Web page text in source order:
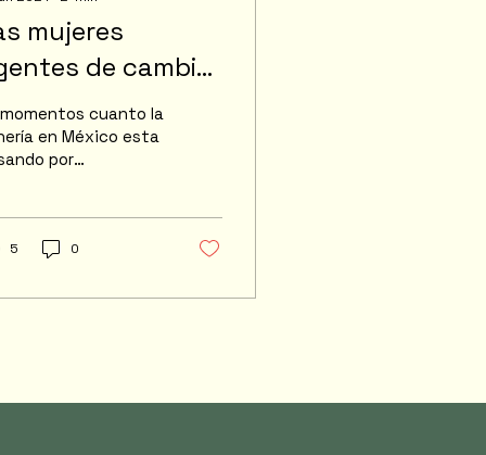
mujeres
de cambio
la minería en
momentos cuanto la
en México esta
por
han afectado...
5 0